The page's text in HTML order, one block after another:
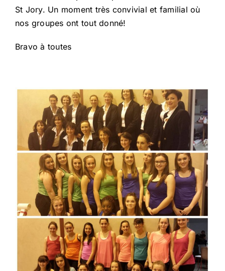
St Jory. Un moment très convivial et familial où
nos groupes ont tout donné!
Bravo à toutes